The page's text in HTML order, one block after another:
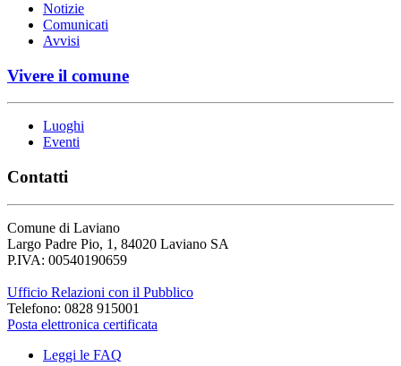
Notizie
Comunicati
Avvisi
Vivere il comune
Luoghi
Eventi
Contatti
Comune di Laviano
Largo Padre Pio, 1, 84020 Laviano SA
P.IVA: 00540190659
Ufficio Relazioni con il Pubblico
Telefono: 0828 915001
Posta elettronica certificata
Leggi le FAQ